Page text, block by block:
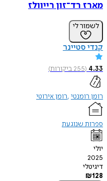
מארז רד־זון רייוולז
לשמור לי
קנדי סטיינר
4.33
(
255ביקורות)
רומן רומנטי רומן אירוטי
ספרות שנוגעת
יולי
2025
דיגיטלי
₪128